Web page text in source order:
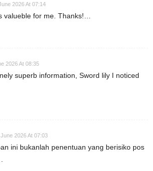
2026 At 07:14
valueble for me. Thanks!…
2026 At 08:35
superb information, Sword lily I noticed
June 2026 At 07:03
ini bukanlah penentuan yang berisiko pos